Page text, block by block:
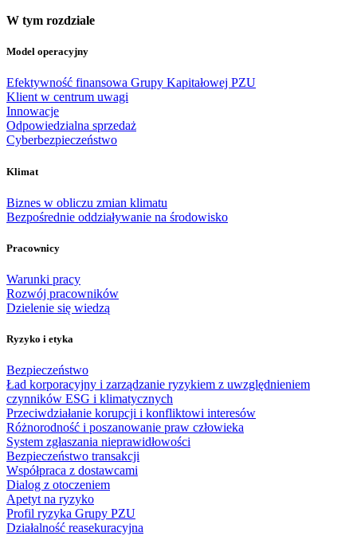
W tym rozdziale
Model operacyjny
Efektywność finansowa Grupy Kapitałowej PZU
Klient w centrum uwagi
Innowacje
Odpowiedzialna sprzedaż
Cyberbezpieczeństwo
Klimat
Biznes w obliczu zmian klimatu
Bezpośrednie oddziaływanie na środowisko
Pracownicy
Warunki pracy
Rozwój pracowników
Dzielenie się wiedzą
Ryzyko i etyka
Bezpieczeństwo
Ład korporacyjny i zarządzanie ryzykiem z uwzględnieniem
czynników ESG i klimatycznych
Przeciwdziałanie korupcji i konfliktowi interesów
Różnorodność i poszanowanie praw człowieka
System zgłaszania nieprawidłowości
Bezpieczeństwo transakcji
Współpraca z dostawcami
Dialog z otoczeniem
Apetyt na ryzyko
Profil ryzyka Grupy PZU
Działalność reasekuracyjna